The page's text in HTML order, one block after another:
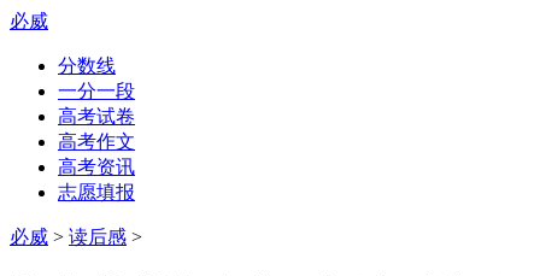
必威
分数线
一分一段
高考试卷
高考作文
高考资讯
志愿填报
必威 > 读后感 >